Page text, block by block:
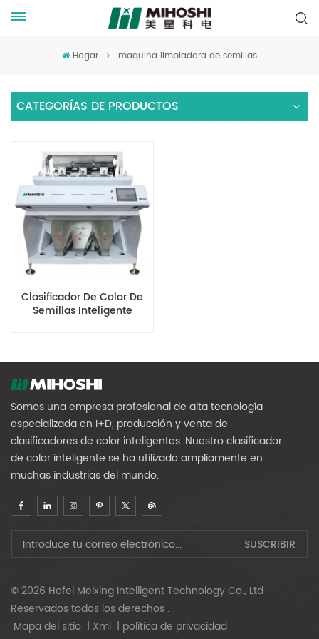
Hogar maquina limpiadora de semillas
CATEGORÍAS DE PRODUCTOS
Clasificador De Color De
Semillas Inteligente
Somos una empresa profesional de alta tecnología
especializada en I+D, producción y venta de
clasificadores de color inteligentes. Nuestro clasificador
de color inteligente se ha utilizado ampliamente en
muchas industrias del mundo.
© 2026 Hefei Meixing Intelligent Technology Co., Ltd
Reservados todos los derechos .
Mapa del sitio | Xml | política de privacidad